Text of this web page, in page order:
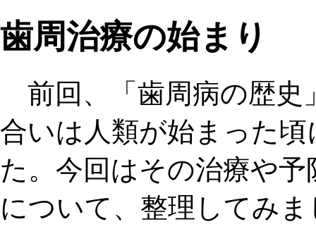
歯周治療の始まり
前回、「歯周病の歴史
合いは人類が始まった
た。今回はその治療や
について、整理してみ